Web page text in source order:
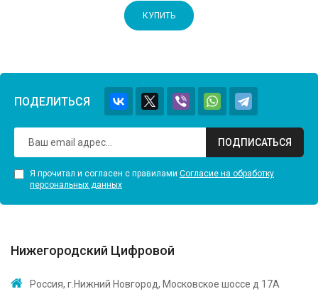
КУПИТЬ
ПОДЕЛИТЬСЯ
ПОДПИСАТЬСЯ
Я прочитал и согласен с правилами Согласие на обработку
персональных данных
Нижегородский Цифровой
Россия, г.Нижний Новгород, Московское шоссе д 17А